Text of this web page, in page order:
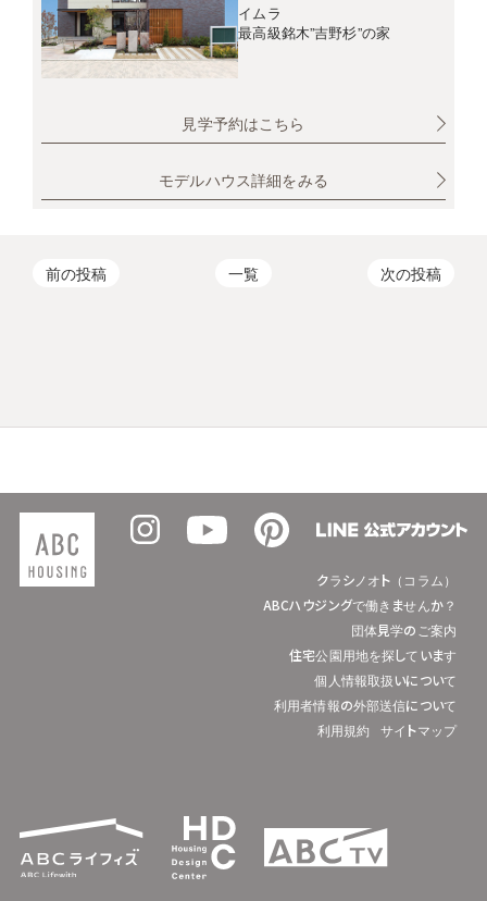
イムラ
最高級銘木”吉野杉”の家
見学予約はこちら
モデルハウス詳細をみる
前の投稿 一覧 次の投稿
クラシノオト（コラム）
ABCハウジングで働きませんか？
団体見学のご案内
住宅公園用地を探しています
個人情報取扱いについて
利用者情報の外部送信について
利用規約
サイトマップ